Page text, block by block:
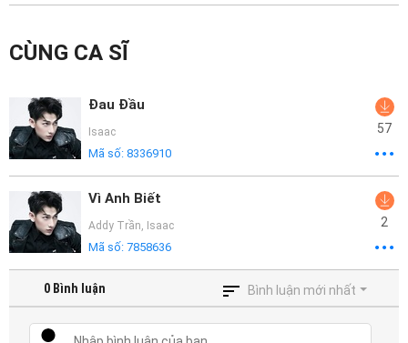
Funring
Nghiệp
CÙNG CA SĨ
Đau Đầu
Isaac
Mã số: 8336910
57
Vì Anh Biết
Addy Trần, Isaac
Mã số: 7858636
2
0 Bình luận Bình luận mới nhất